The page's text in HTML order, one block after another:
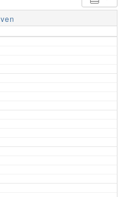
ven